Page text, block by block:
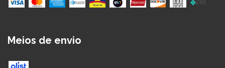
Meios de envio